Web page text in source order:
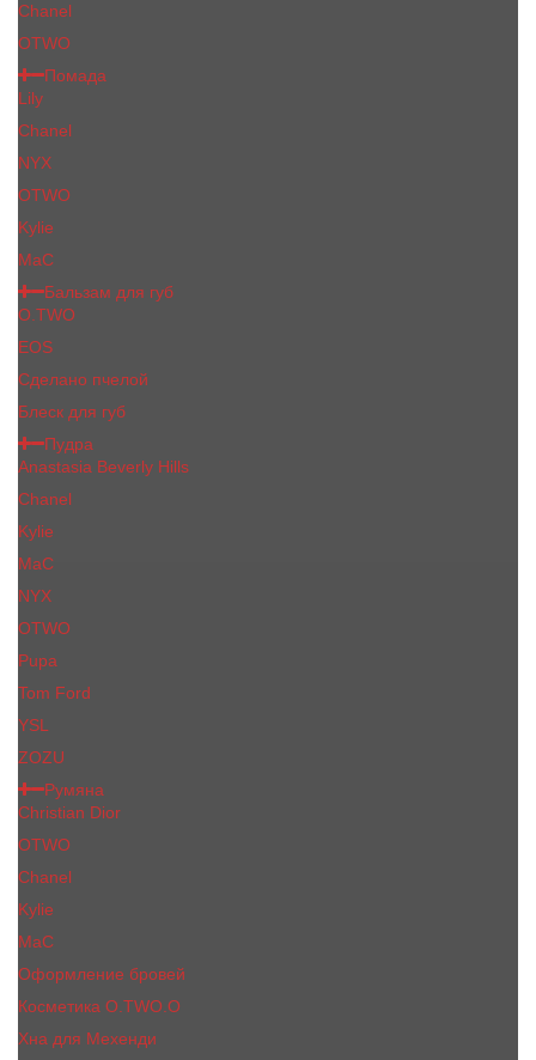
Сhanеl
OTWO
Помада
Lily
Chanel
NYX
OTWO
Kylie
МаС
Бальзам для губ
O.TWO
EOS
Сделано пчелой
Блеск для губ
Пудра
Anastasia Beverly Hills
Chanel
Kylie
MaC
NYX
OTWO
Pupa
Tom Ford
YSL
ZOZU
Румяна
Christian Dior
OTWO
Сhanеl
Kylie
MaC
Оформление бровей
Косметика O.TWO.O
Хна для Мехенди